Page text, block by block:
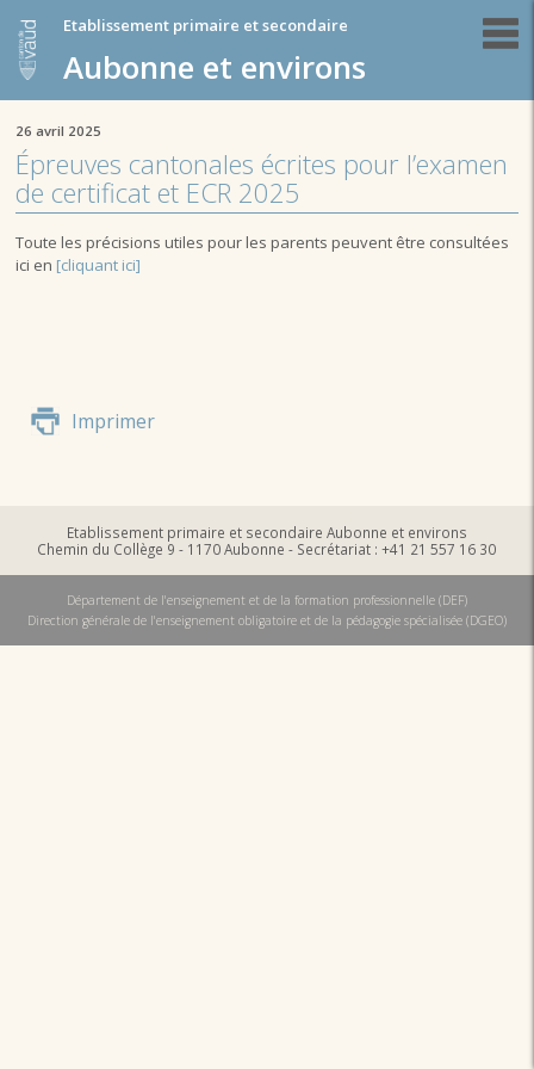
Etablissement primaire et secondaire
Aubonne et environs
26 avril 2025
Épreuves cantonales écrites pour l’examen
de certificat et ECR 2025
Toute les précisions utiles pour les parents peuvent être consultées
ici en [cliquant ici]
Imprimer
Etablissement primaire et secondaire Aubonne et environs
Chemin du Collège 9 - 1170 Aubonne - Secrétariat : +41 21 557 16 30
Département de l'enseignement et de la formation professionnelle (DEF)
Direction générale de l'enseignement obligatoire et de la pédagogie spécialisée (DGEO)